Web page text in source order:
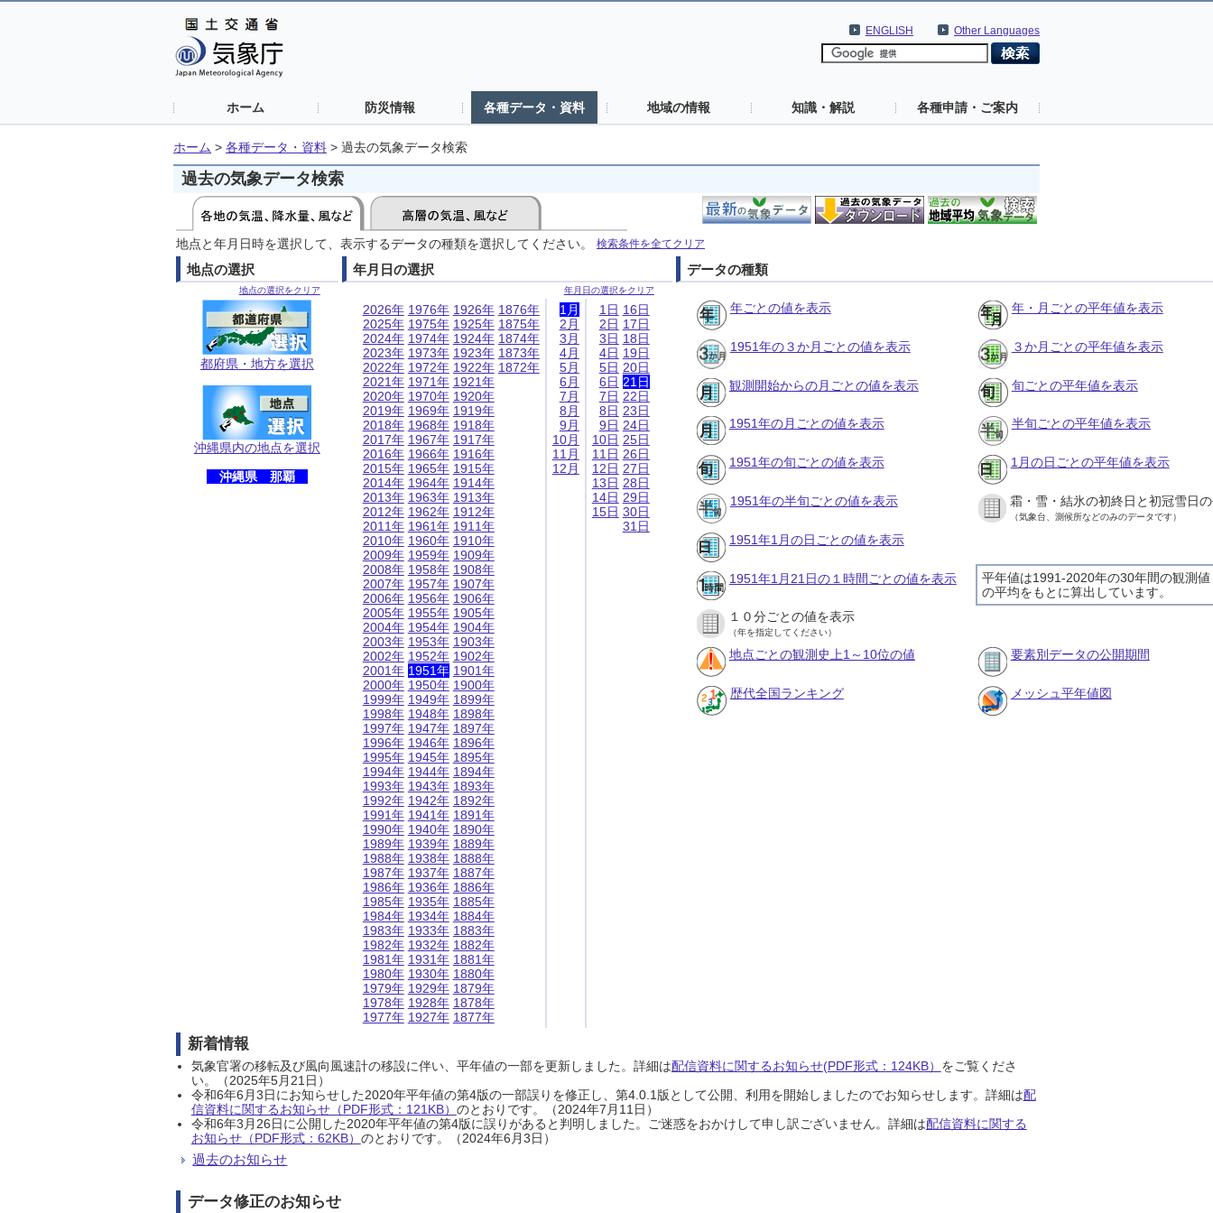
Other Languages
ENGLISH
ホーム 防災情報 各種データ・資料 地域の情報 知識・解説 各種申請・ご案内
ホーム > 各種データ・資料 > 過去の気象データ検索
過去の気象データ検索
地点と年月日時を選択して、表示するデータの種類を選択してください。 検索条件を全てクリア
地点の選択
地点の選択をクリア
都府県・地方を選択
沖縄県内の地点を選択
沖縄県 那覇
年月日の選択
年月日の選択をクリア
2026年
2025年
2024年
2023年
2022年
2021年
2020年
2019年
2018年
2017年
2016年
2015年
2014年
2013年
2012年
2011年
2010年
2009年
2008年
2007年
2006年
2005年
2004年
2003年
2002年
2001年
2000年
1999年
1998年
1997年
1996年
1995年
1994年
1993年
1992年
1991年
1990年
1989年
1988年
1987年
1986年
1985年
1984年
1983年
1982年
1981年
1980年
1979年
1978年
1977年
1976年
1975年
1974年
1973年
1972年
1971年
1970年
1969年
1968年
1967年
1966年
1965年
1964年
1963年
1962年
1961年
1960年
1959年
1958年
1957年
1956年
1955年
1954年
1953年
1952年
1951年
1950年
1949年
1948年
1947年
1946年
1945年
1944年
1943年
1942年
1941年
1940年
1939年
1938年
1937年
1936年
1935年
1934年
1933年
1932年
1931年
1930年
1929年
1928年
1927年
1926年
1925年
1924年
1923年
1922年
1921年
1920年
1919年
1918年
1917年
1916年
1915年
1914年
1913年
1912年
1911年
1910年
1909年
1908年
1907年
1906年
1905年
1904年
1903年
1902年
1901年
1900年
1899年
1898年
1897年
1896年
1895年
1894年
1893年
1892年
1891年
1890年
1889年
1888年
1887年
1886年
1885年
1884年
1883年
1882年
1881年
1880年
1879年
1878年
1877年
1876年
1875年
1874年
1873年
1872年
1月
2月
3月
4月
5月
6月
7月
8月
9月
10月
11月
12月
1日
2日
3日
4日
5日
6日
7日
8日
9日
10日
11日
12日
13日
14日
15日
16日
17日
18日
19日
20日
21日
22日
23日
24日
25日
26日
27日
28日
29日
30日
31日
データの種類
年ごとの値を表示 年・月ごとの平年値を表示
1951年の３か月ごとの値を表示 ３か月ごとの平年値を表示
観測開始からの月ごとの値を表示 旬ごとの平年値を表示
1951年の月ごとの値を表示 半旬ごとの平年値を表示
1951年の旬ごとの値を表示 1月の日ごとの平年値を表示
1951年の半旬ごとの値を表示 霜・雪・結氷の初終日と初冠雪日
（気象台、測候所などのみのデータです）
1951年1月の日ごとの値を表示
平年値は1991-2020年の30年間の観測値
の平均をもとに算出しています。
1951年1月21日の１時間ごとの値を表示
１０分ごとの値を表示
（年を指定してください）
地点ごとの観測史上1～10位の値 要素別データの公開期間
歴代全国ランキング メッシュ平年値図
新着情報
気象官署の移転及び風向風速計の移設に伴い、平年値の一部を更新しました。詳細は配信資料に関するお知らせ(PDF形式：124KB） をご覧くださ
い。（2025年5月21日）
令和6年6月3日にお知らせした2020年平年値の第4版の一部誤りを修正し、第4.0.1版として公開、利用を開始しましたのでお知らせします。詳細は配
信資料に関するお知らせ（PDF形式：121KB） のとおりです。（2024年7月11日）
令和6年3月26日に公開した2020年平年値の第4版に誤りがあると判明しました。ご迷惑をおかけして申し訳ございません。詳細は配信資料に関する
お知らせ（PDF形式：62KB） のとおりです。（2024年6月3日）
過去のお知らせ
データ修正のお知らせ